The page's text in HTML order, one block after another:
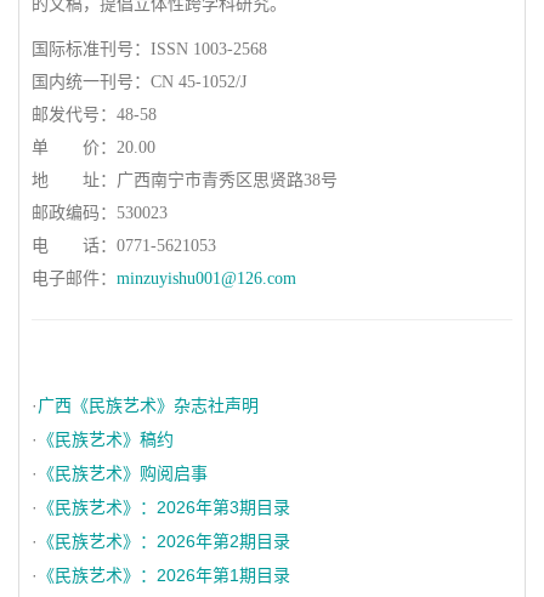
的文稿，提倡立体性跨学科研究。
国际标准刊号：ISSN 1003-2568
国内统一刊号：CN 45-1052/J
邮发代号：48-58
单 价：20.00
地 址：广西南宁市青秀区思贤路38号
邮政编码：530023
电 话：0771-5621053
电子邮件： minzuyishu001@126.com
·广西《民族艺术》杂志社声明
· 《民族艺术》稿约
· 《民族艺术》购阅启事
· 《民族艺术》：2026年第3期目录
· 《民族艺术》：2026年第2期目录
· 《民族艺术》：2026年第1期目录